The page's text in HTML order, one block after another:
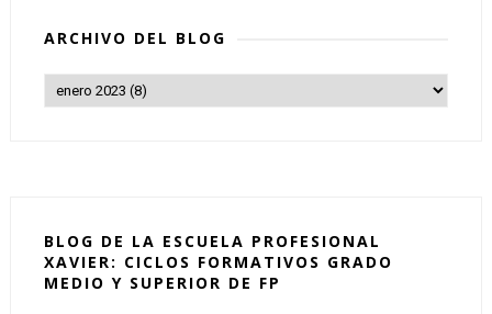
ARCHIVO DEL BLOG
BLOG DE LA ESCUELA PROFESIONAL
XAVIER: CICLOS FORMATIVOS GRADO
MEDIO Y SUPERIOR DE FP